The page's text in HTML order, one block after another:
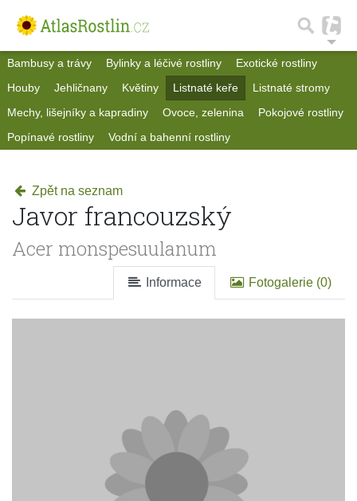
Bambusy a trávy Bylinky a léčivé rostliny
Exotické rostliny
Houby
Jehličnany Květiny Listnaté keře
Listnaté stromy
Mechy, lišejníky a kapradiny
Ovoce, zelenina
Pokojové rostliny
Popínavé rostliny
Vodní a bahenní rostliny
Zpět na seznam
Javor francouzský
Acer monspesuulanum
Informace Fotogalerie (0)